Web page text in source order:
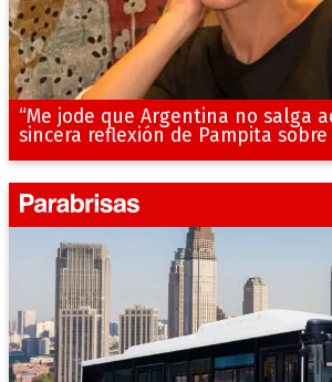
“Me jode que Argentina no salga
sincera reflexión de Pampita